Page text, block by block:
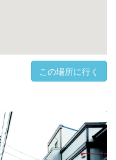
この場所に行く